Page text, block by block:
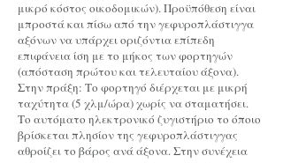
μικρό κόστος οικοδομικών). Προϋπόθεση είναι
μπροστά και πίσω από την γεφυροπλάστιγγα
αξόνων να υπάρχει οριζόντια επίπεδη
επιφάνεια ίση με το μήκος των φορτηγών
(απόσταση πρώτου και τελευταίου άξονα).
Στην πράξη: Το φορτηγό διέρχεται με μικρή
ταχύτητα (5 χλμ/ώρα) χωρίς να σταματήσει.
Το αυτόματο ηλεκτρονικό ζυγιστήριο το όποιο
βρίσκεται πλησίον της γεφυροπλάστιγγας
αθροίζει το βάρος ανά άξονα. Στην συνέχεια